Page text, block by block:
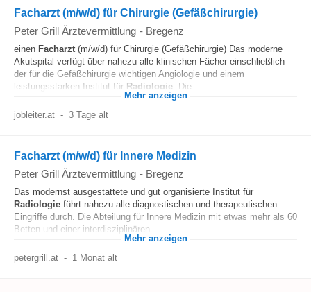
Facharzt (m/w/d) für Chirurgie (Gefäßchirurgie)
Peter Grill Ärztevermittlung - Bregenz
einen Facharzt(m/w/d) für Chirurgie (Gefäßchirurgie) Das moderne
Akutspital verfügt über nahezu alle klinischen Fächer einschließlich
der für die Gefäßchirurgie wichtigen Angiologie und einem
leistungsstarken Institut für Radiologie . Die......
Mehr anzeigen
jobleiter.at - 3 Tage alt
Facharzt (m/w/d) für Innere Medizin
Peter Grill Ärztevermittlung - Bregenz
Das modernst ausgestattete und gut organisierte Institut für
Radiologie führt nahezu alle diagnostischen und therapeutischen
Eingriffe durch. Die Abteilung für Innere Medizin mit etwas mehr als 60
Betten und einer interdisziplinären...
Mehr anzeigen
petergrill.at - 1 Monat alt